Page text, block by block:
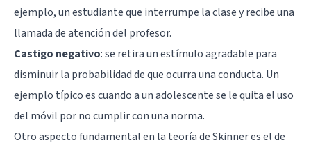
ejemplo, un estudiante que interrumpe la clase y recibe una
llamada de atención del profesor.
Castigo negativo: se retira un estímulo agradable para
disminuir la probabilidad de que ocurra una conducta. Un
ejemplo típico es cuando a un adolescente se le quita el uso
del móvil por no cumplir con una norma.
Otro aspecto fundamental en la teoría de Skinner es el de